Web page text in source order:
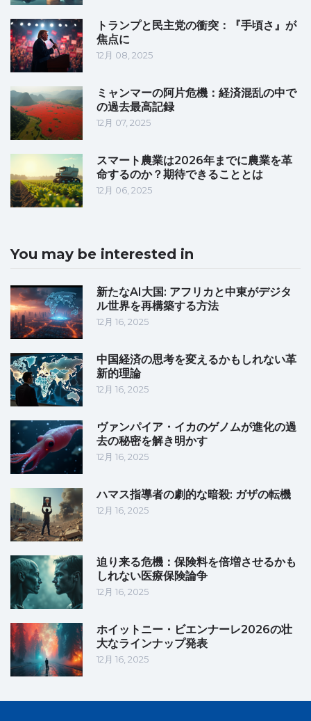
トランプと民主党の衝突：『手頃さ』が
焦点に
12月 08, 2025
ミャンマーの阿片危機：経済混乱の中で
の過去最高記録
12月 07, 2025
スマート農業は2026年までに農業を革
命するのか？期待できることとは
12月 06, 2025
You may be interested in
新たなAI大国: アフリカと中東がデジタ
ル世界を再構築する方法
12月 16, 2025
中国経済の思考を変えるかもしれない革
新的理論
12月 16, 2025
ヴァンパイア・イカのゲノムが進化の過
去の秘密を解き明かす
12月 16, 2025
ハマス指導者の劇的な暗殺: ガザの転機
12月 16, 2025
迫り来る危機：保険料を倍増させるかも
しれない医療保険論争
12月 16, 2025
ホイットニー・ビエンナーレ2026の壮
大なラインナップ発表
12月 16, 2025